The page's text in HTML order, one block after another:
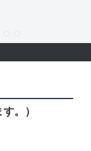
。）